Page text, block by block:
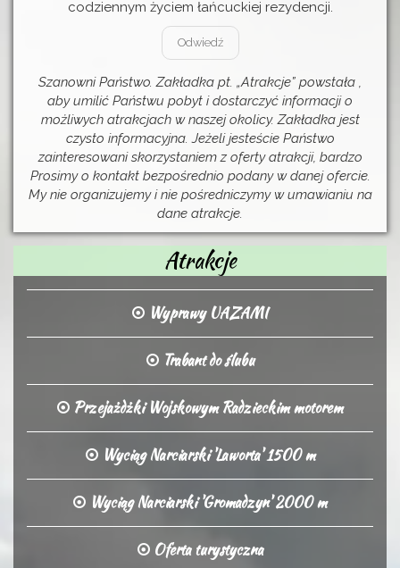
codziennym życiem łańcuckiej rezydencji.
Odwiedź
Szanowni Państwo. Zakładka pt. „Atrakcje” powstała ,
aby umilić Państwu pobyt i dostarczyć informacji o
możliwych atrakcjach w naszej okolicy. Zakładka jest
czysto informacyjna. Jeżeli jesteście Państwo
zainteresowani skorzystaniem z oferty atrakcji, bardzo
Prosimy o kontakt bezpośrednio podany w danej ofercie.
My nie organizujemy i nie pośredniczymy w umawianiu na
dane atrakcje.
Atrakcje
Wyprawy UAZAMI
Trabant do ślubu
Przejażdżki Wojskowym Radzieckim motorem
Wyciąg Narciarski 'Laworta' 1500 m
Wyciąg Narciarski 'Gromadzyn' 2000 m
Oferta turystyczna